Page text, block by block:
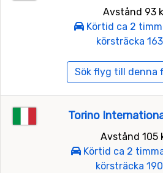
Avstånd 93
Körtid ca 2
körsträcka
Sök flyg till denna
Torino
Avstånd 105
Körtid ca 2
körsträcka